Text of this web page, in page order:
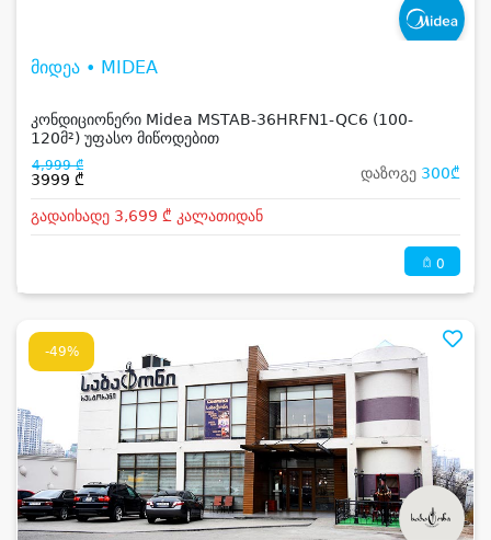
მიდეა • MIDEA
კონდიციონერი Midea MSTAB-36HRFN1-QC6 (100-
120მ²) უფასო მიწოდებით
4,999 ₾
3999 ₾ დაზოგე 300₾
გადაიხადე 3,699 ₾ კალათიდან
0
-49%